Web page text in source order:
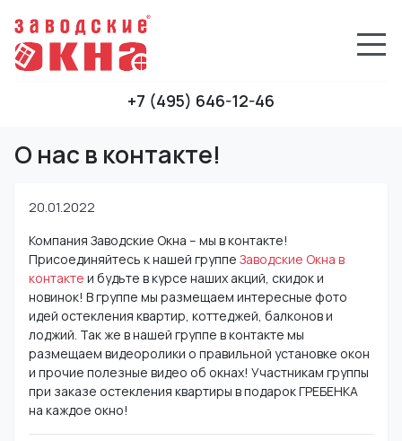
+7 (495) 646-12-46
О нас в контакте!
20.01.2022
Компания Заводские Окна – мы в контакте!
Присоединяйтесь к нашей группе Заводские Окна в
контакте и будьте в курсе наших акций, скидок и
новинок! В группе мы размещаем интересные фото
идей остекления квартир, коттеджей, балконов и
лоджий. Так же в нашей группе в контакте мы
размещаем видеоролики о правильной установке окон
и прочие полезные видео об окнах! Участникам группы
при заказе остекления квартиры в подарок ГРЕБЕНКА
на каждое окно!